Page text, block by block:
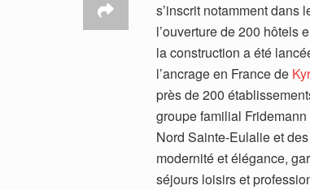
s’inscrit notamment dans
l’ouverture de 200 hôtels
la construction a été
l’ancrage en France de
près de 200
groupe familial
Nord Sainte-Eulalie et
modernité et élégance,
séjours loisirs et